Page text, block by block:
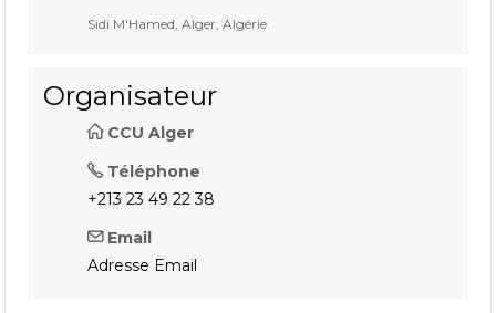
Sidi M'Hamed, Alger, Algérie
Organisateur
CCU Alger
Téléphone
+213 23 49 22 38
Email
Adresse Email